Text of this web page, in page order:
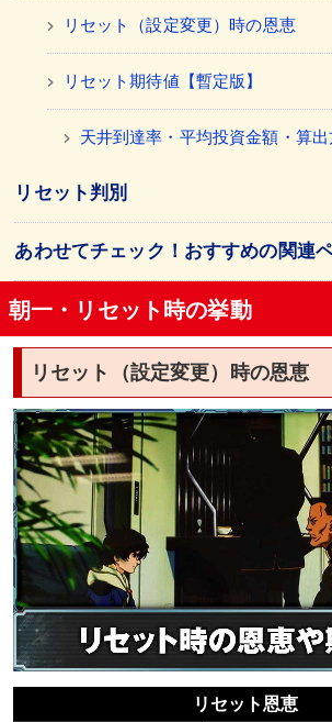
リセット（設定変更）時の恩恵
リセット期待値【暫定版】
天井到達率・平均投資金額・算出
リセット判別
あわせてチェック！おすすめの関連
朝一・リセット時の挙動
リセット（設定変更）時の恩恵
リセット恩恵